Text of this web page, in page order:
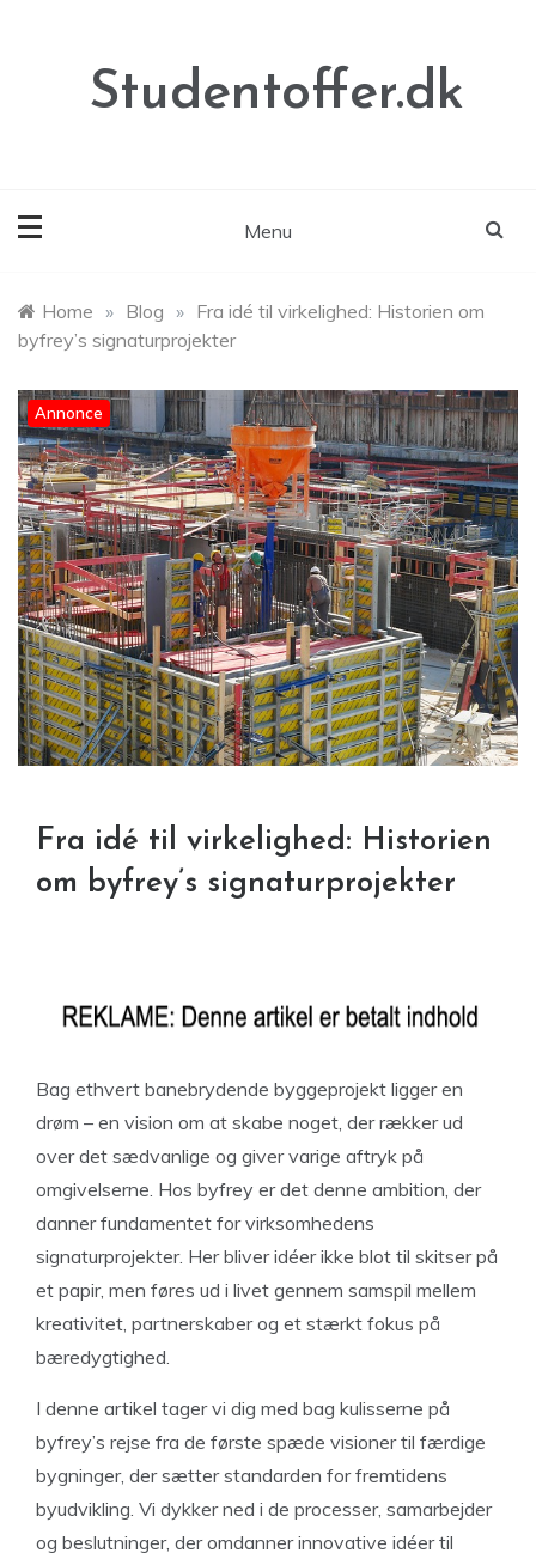
Studentoffer.dk
Menu
Home » Blog » Fra idé til virkelighed: Historien om
byfrey’s signaturprojekter
Annonce
Fra idé til virkelighed: Historien
om byfrey’s signaturprojekter
Bag ethvert banebrydende byggeprojekt ligger en
drøm – en vision om at skabe noget, der rækker ud
over det sædvanlige og giver varige aftryk på
omgivelserne. Hos byfrey er det denne ambition, der
danner fundamentet for virksomhedens
signaturprojekter. Her bliver idéer ikke blot til skitser på
et papir, men føres ud i livet gennem samspil mellem
kreativitet, partnerskaber og et stærkt fokus på
bæredygtighed.
I denne artikel tager vi dig med bag kulisserne på
byfrey’s rejse fra de første spæde visioner til færdige
bygninger, der sætter standarden for fremtidens
byudvikling. Vi dykker ned i de processer, samarbejder
og beslutninger, der omdanner innovative idéer til